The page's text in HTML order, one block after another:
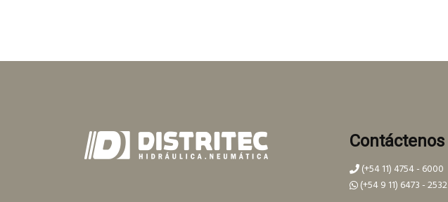
Contáctenos
(+54 11) 4754 - 6000
(+54 9 11) 6473 - 2532